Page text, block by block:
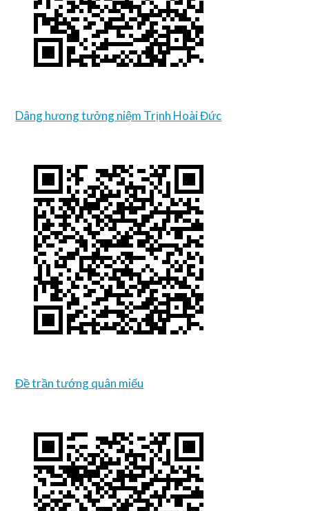
Dâng hương tưởng niệm Trịnh Hoài Đức
Đề trần tướng quân miếu